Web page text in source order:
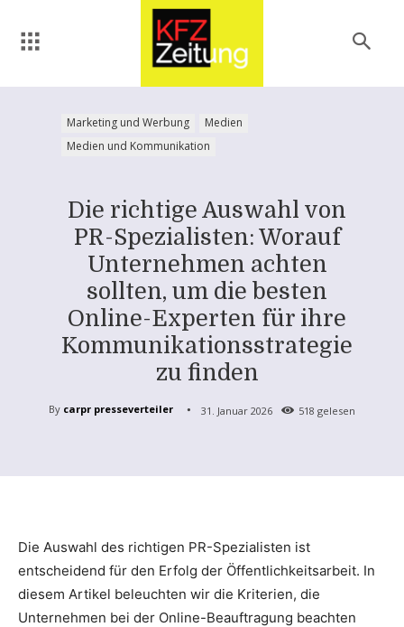
Marketing und Werbung
Medien
Medien und Kommunikation
Die richtige Auswahl von
PR-Spezialisten: Worauf
Unternehmen achten
sollten, um die besten
Online-Experten für ihre
Kommunikationsstrategie
zu finden
By carpr presseverteiler 31. Januar 2026 518 gelesen
Die Auswahl des richtigen PR-Spezialisten ist
entscheidend für den Erfolg der Öffentlichkeitsarbeit. In
diesem Artikel beleuchten wir die Kriterien, die
Unternehmen bei der Online-Beauftragung beachten